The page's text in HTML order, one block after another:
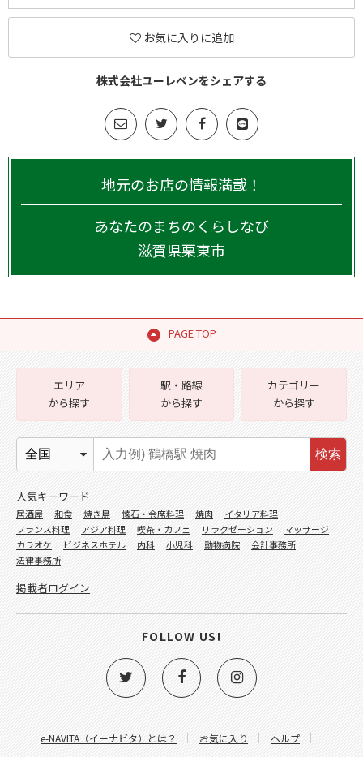
お気に入りに追加
株式会社ユーレベンをシェアする
地元のお店の情報満載！
あなたのまちのくらしなび
滋賀県栗東市
PAGE TOP
e-NAVITA（イーナビタ）とは？ お気に入り
ヘルプ
エリア
から探す
駅・路線
から探す
カテゴリー
から探す
検索
人気キーワード
居酒屋 和食 焼き鳥 懐石・会席料理 焼肉
イタリア料理
フランス料理
アジア料理 喫茶・カフェ リラクゼーション
マッサージ
カラオケ
ビジネスホテル 内科 小児科 動物病院
会計事務所
法律事務所
掲載者ログイン
FOLLOW US!